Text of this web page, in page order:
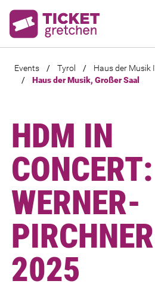
Events / Tyrol /
Haus der Musik
/
Haus der Musik, Großer Saal
HDM IN
CONCERT:
WERNER-
2025